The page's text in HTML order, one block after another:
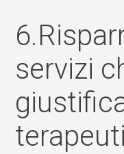
servizi